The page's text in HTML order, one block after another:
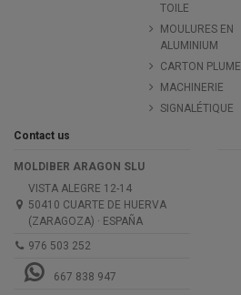
TOILE
MOULURES EN
ALUMINIUM
CARTON PLUME
MACHINERIE
SIGNALÉTIQUE
Contact us
MOLDIBER ARAGON SLU
VISTA ALEGRE 12-14
50410 CUARTE DE HUERVA
(ZARAGOZA) · ESPAÑA
976 503 252
667 838 947